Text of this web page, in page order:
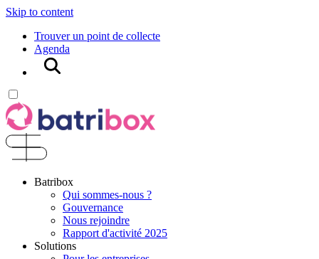
Skip to content
Trouver un point de collecte
Agenda
Rechercher
Batribox
Qui sommes-nous ?
Gouvernance
Nous rejoindre
Rapport d'activité 2025
Solutions